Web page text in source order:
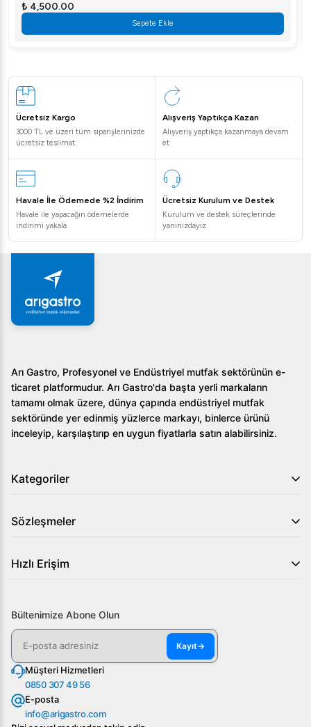
₺ 4,500.00
Sepete Ekle
Ücretsiz Kargo
3000 TL ve üzeri tüm siparişlerinizde
ücretsiz teslimat.
Alışveriş Yaptıkça Kazan
Alışveriş yaptıkça kazanmaya devam
et
Havale İle Ödemede %2 İndirim
Havale ile yapacağın ödemelerde
indirimi yakala
Ücretsiz Kurulum ve Destek
Kurulum ve destek süreçlerinde
yanınızdayız.
Arı Gastro, Profesyonel ve Endüstriyel mutfak sektörünün e-
ticaret platformudur. Arı Gastro'da başta yerli markaların
tamamı olmak üzere, dünya çapında endüstriyel mutfak
sektöründe yer edinmiş yüzlerce markayı, binlerce ürünü
inceleyip, karşılaştırıp en uygun fiyatlarla satın alabilirsiniz.
Kategoriler
Sözleşmeler
Hızlı Erişim
Bültenimize Abone Olun
Kayıt→
Müşteri Hizmetleri
0850 307 49 56
E-posta
info@arigastro.com